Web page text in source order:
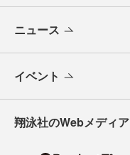
ニュース
イベント
翔泳社のWebメディア